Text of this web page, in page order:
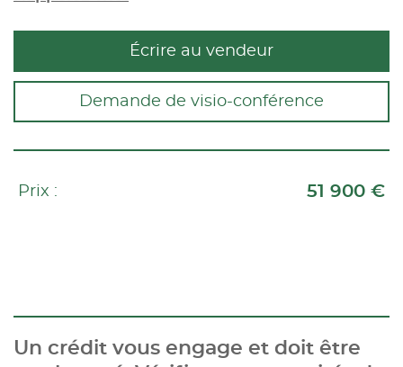
Écrire au vendeur
Demande de visio-conférence
Prix : 51 900 €
Un crédit vous engage et doit être